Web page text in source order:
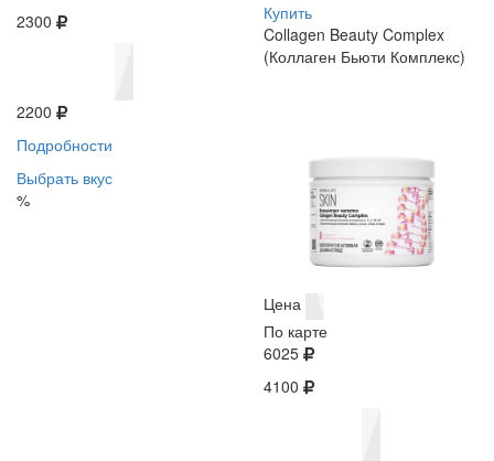
2300
2200
Подробности
Выбрать вкус
%
Купить
Collagen Beauty Complex
(Коллаген Бьюти Комплекс)
Цена
По карте
6025
4100